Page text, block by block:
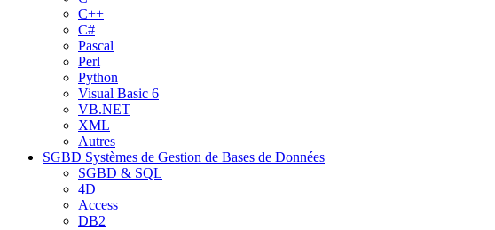
C++
C#
Pascal
Perl
Python
Visual Basic 6
VB.NET
XML
Autres
SGBD Systèmes de Gestion de Bases de Données
SGBD & SQL
4D
Access
DB2